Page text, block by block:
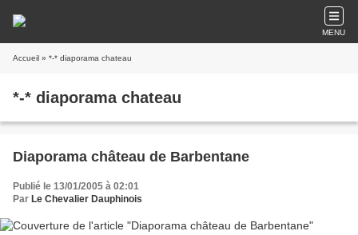
MENU
Accueil » *-* diaporama chateau
*-* diaporama chateau
Diaporama château de Barbentane
Publié le 13/01/2005 à 02:01
Par Le Chevalier Dauphinois